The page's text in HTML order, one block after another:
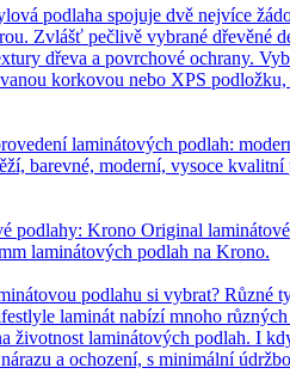
podlaha spojuje dvě nejvíce
Zvlášť pečlivě vybrané dřevěné
dřeva a povrchové ochrany.
korkovou nebo XPS
laminátových podlah:
barevné, moderní, vysoce kvalitní
podlahy: Krono Original
laminátových podlah na Krono.
podlahu si vybrat? Různé
laminát nabízí mnoho
životnost laminátových podlah. I
a ochození, s minimální